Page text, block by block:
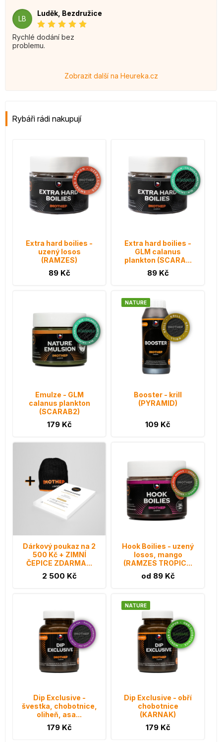
LB
Luděk, Bezdružice
Rychlé dodání bez
problemu.
Zobrazit další na Heureka.cz
Rybáři rádi nakupují
Extra hard boilies -
uzený losos
(RAMZES)
89 Kč
Extra hard boilies -
GLM calanus
plankton (SCARA...
89 Kč
Emulze - GLM
calanus plankton
(SCARAB2)
179 Kč
NATURE
Booster - krill
(PYRAMID)
109 Kč
Dárkový poukaz na 2
500 Kč + ZIMNÍ
ČEPICE ZDARMA...
2 500 Kč
Hook Boilies - uzený
losos, mango
(RAMZES TROPIC...
od 89 Kč
Dip Exclusive -
švestka, chobotnice,
oliheň, asa...
179 Kč
NATURE
Dip Exclusive - obří
chobotnice
(KARNAK)
179 Kč